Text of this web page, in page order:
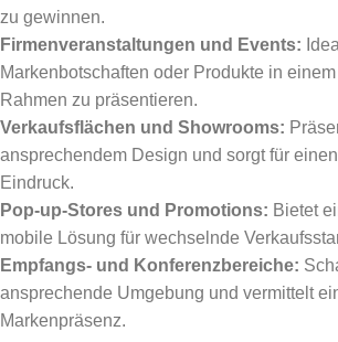
zu gewinnen.
Firmenveranstaltungen und Events:
Markenbotschaften oder Produkte in
Rahmen zu präsentieren.
Verkaufsflächen und Showrooms:
ansprechendem Design und sorgt für
Eindruck.
Pop-up-Stores und Promotions: Bietet
mobile Lösung für wechselnde
Empfangs- und Konferenzbereiche:
ansprechende Umgebung und vermittelt
Markenpräsenz.